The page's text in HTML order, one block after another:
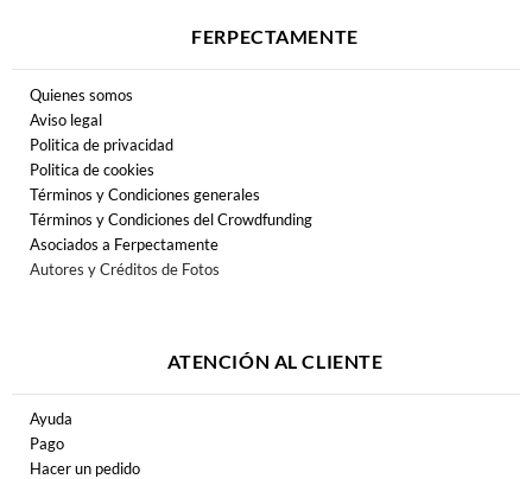
FERPECTAMENTE
Quienes somos
Aviso legal
Politica de privacidad
Politica de cookies
Términos y Condiciones generales
Términos y Condiciones del Crowdfunding
Asociados a Ferpectamente
Autores y Créditos de Fotos
ATENCIÓN AL CLIENTE
Ayuda
Pago
Hacer un pedido